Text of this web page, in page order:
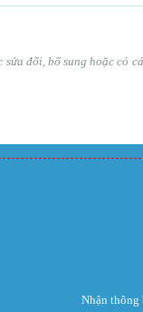
đổi, bổ sung hoặc
Nhận thông